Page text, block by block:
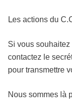
Les actions du
Si vous souhaitez
contactez le
pour transmettre
Nous sommes là